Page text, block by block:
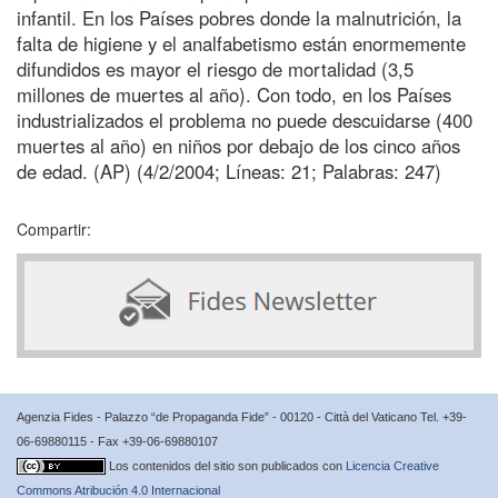
infantil. En los Países pobres donde la malnutrición, la
falta de higiene y el analfabetismo están enormemente
difundidos es mayor el riesgo de mortalidad (3,5
millones de muertes al año). Con todo, en los Países
industrializados el problema no puede descuidarse (400
muertes al año) en niños por debajo de los cinco años
de edad. (AP) (4/2/2004; Líneas: 21; Palabras: 247)
Compartir:
Agenzia Fides - Palazzo “de Propaganda Fide” - 00120 - Città del Vaticano Tel. +39-
06-69880115 - Fax +39-06-69880107
Los contenidos del sitio son publicados con Licencia Creative
Commons Atribución 4.0 Internacional